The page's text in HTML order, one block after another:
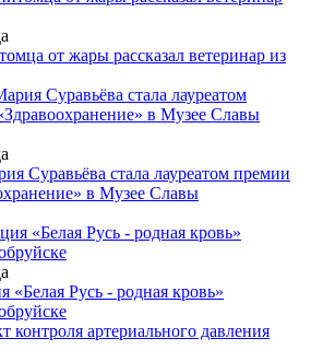
от жары рассказал ветеринар из
Суравьёва стала лауреатом премии
в Музее Славы
«Белая Русь - родная кровь»